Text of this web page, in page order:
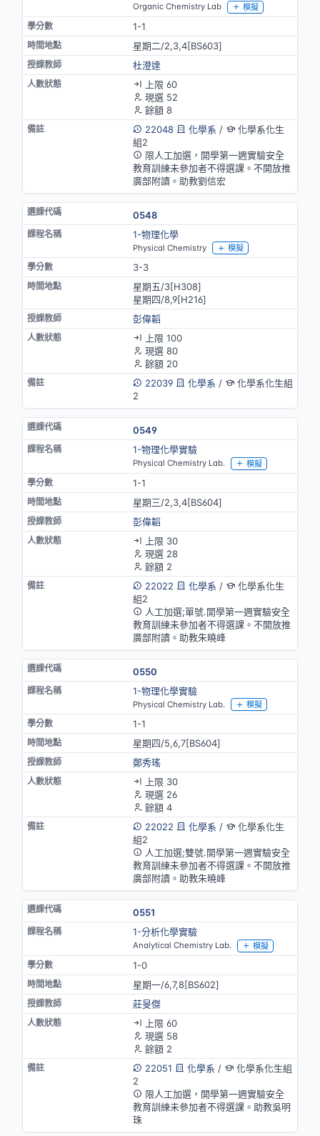
Organic Chemistry Lab 模擬
1-1
星期二/2,3,4[BS603]
杜澄達
上限 60
現選 52
餘額 8
22048
化學系 /
化學系化生
組2
限人工加選，開學第一週實驗安全
教育訓練未參加者不得選課。不開放推
廣部附讀。助教劉信宏
0548
1-物理化學
Physical Chemistry 模擬
3-3
星期五/3[H308]
星期四/8,9[H216]
彭偉韜
上限 100
現選 80
餘額 20
22039
化學系 /
化學系化生組
2
0549
1-物理化學實驗
Physical Chemistry Lab. 模擬
1-1
星期三/2,3,4[BS604]
彭偉韜
上限 30
現選 28
餘額 2
22022
化學系 /
化學系化生
組2
人工加選;單號.開學第一週實驗安全
教育訓練未參加者不得選課。不開放推
廣部附讀。助教朱曉峰
0550
1-物理化學實驗
Physical Chemistry Lab. 模擬
1-1
星期四/5,6,7[BS604]
鄭秀瑤
上限 30
現選 26
餘額 4
22022
化學系 /
化學系化生
組2
人工加選;雙號.開學第一週實驗安全
教育訓練未參加者不得選課。不開放推
廣部附讀。助教朱曉峰
0551
1-分析化學實驗
Analytical Chemistry Lab. 模擬
1-0
星期一/6,7,8[BS602]
莊旻傑
上限 60
現選 58
餘額 2
22051
化學系 /
化學系化生組
2
限人工加選，開學第一週實驗安全
教育訓練未參加者不得選課。助教吳明
珠